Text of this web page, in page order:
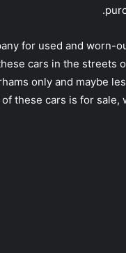
for used and worn-
cars in the streets
only and maybe
these cars is for